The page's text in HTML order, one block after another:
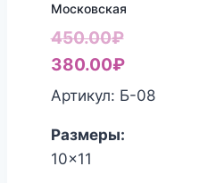
Московская
450.00₽
цена
составляла
380.00₽Текущая
цена:
Артикул: Б-08
Размеры:
10x11